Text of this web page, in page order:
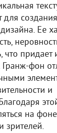
Ее
что
фон
и
на
зрителей.